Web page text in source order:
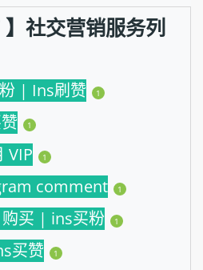
社交营销服务列
| Ins刷赞 1
1
VIP 1
comment 1
买 | ins买粉 1
买赞 1